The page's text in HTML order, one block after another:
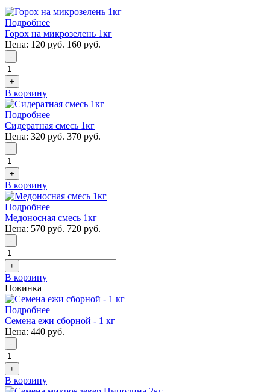
Подробнее
Горох на микрозелень 1кг
Цена: 120 руб. 160 руб.
-
+
В корзину
Подробнее
Сидератная смесь 1кг
Цена: 320 руб. 370 руб.
-
+
В корзину
Подробнее
Медоносная смесь 1кг
Цена: 570 руб. 720 руб.
-
+
В корзину
Новинка
Подробнее
Семена ежи сборной - 1 кг
Цена: 440 руб.
-
+
В корзину